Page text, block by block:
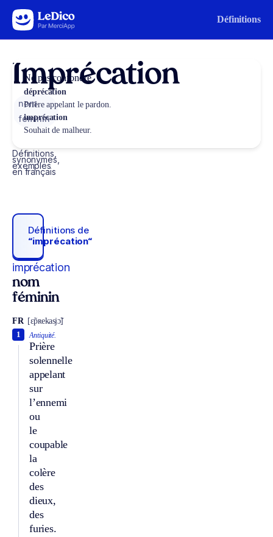
Aller au contenu Définitions
Imprécation
nom
féminin
Définitions,
synonymes,
exemples
en français
Définitions de
“imprécation“
imprécation
nom
féminin
FR [ɛ̃pʀekasjɔ̃]
Antiquité.
Prière
solennelle
appelant
sur
l’ennemi
ou
le
coupable
la
colère
des
dieux,
des
furies.
1
Ne pas confondre
déprécation
Prière appelant le pardon.
imprécation
Souhait de malheur.